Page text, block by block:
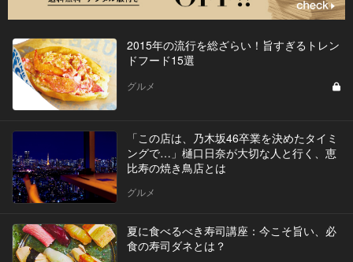
2015年の流行を総ざらい！旨すぎるトレン
ドフード15選
グルメ
「この店は、乃木坂46卒業を決めたタイミ
ングで…」樋口日奈が大切な人と行く、恵
比寿の焼き鳥店とは
グルメ
夏に食べるべき寿司講座：今こそ旨い、必
食の寿司ダネとは？